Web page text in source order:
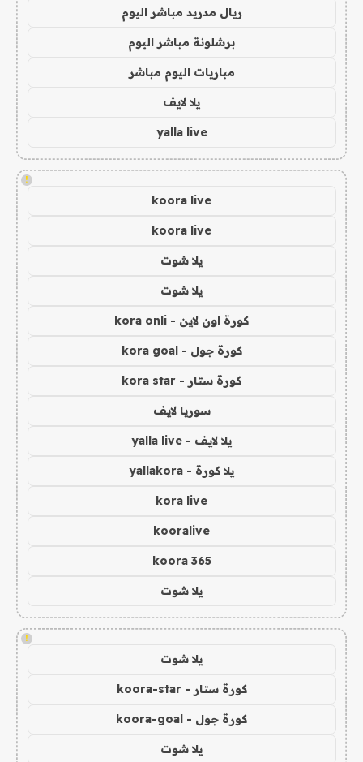
ريال مدريد مباشر اليوم
برشلونة مباشر اليوم
مباريات اليوم مباشر
يلا لايف
yalla live
!
koora live
koora live
يلا شوت
يلا شوت
كورة اون لاين - kora onli
كورة جول - kora goal
كورة ستار - kora star
سوريا لايف
يلا لايف - yalla live
يلا كورة - yallakora
kora live
kooralive
koora 365
يلا شوت
!
يلا شوت
كورة ستار - koora-star
كورة جول - koora-goal
يلا شوت